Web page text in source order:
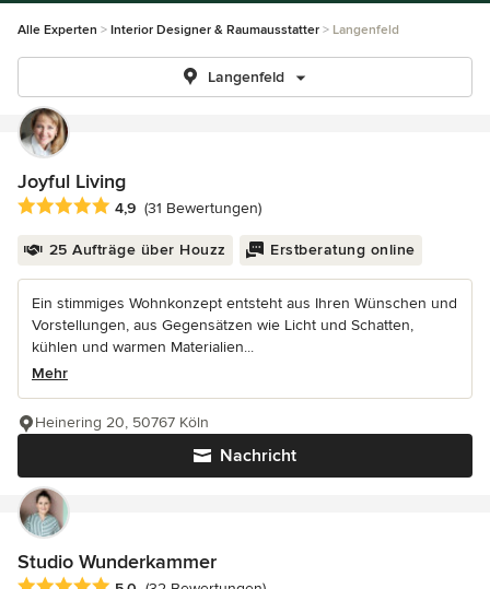
Alle Experten Interior Designer & Raumausstatter Langenfeld
Langenfeld
Joyful Living
Durchschnittliche Bewertung: 4.9 von 5 Sternen
4,9 (31 Bewertungen)
25 Aufträge über Houzz Erstberatung online
Ein stimmiges Wohnkonzept entsteht aus Ihren Wünschen und
Vorstellungen, aus Gegensätzen wie Licht und Schatten,
kühlen und warmen Materialien...
Mehr
Nachricht
Heinering 20, 50767 Köln
Studio Wunderkammer